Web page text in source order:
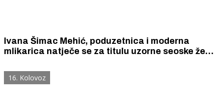
Ivana Šimac Mehić, poduzetnica i moderna
mlikarica natječe se za titulu uzorne seoske žene
16. Kolovoz